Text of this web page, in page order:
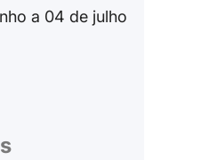
a 04 de julho